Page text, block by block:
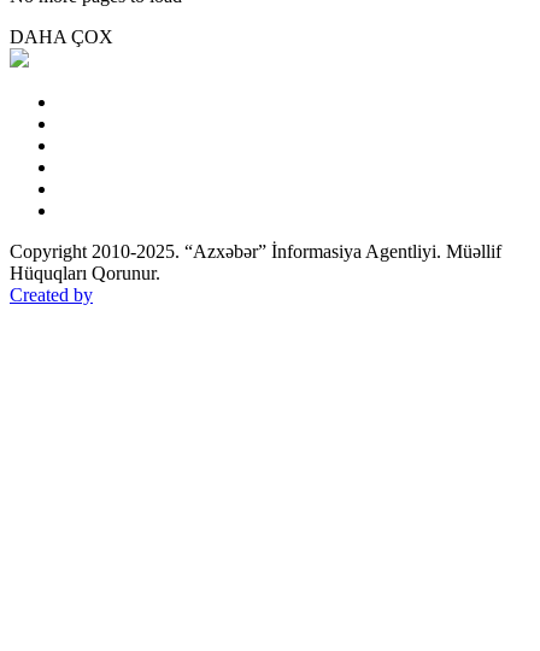
DAHA ÇOX
Copyright 2010-2025. “Azxəbər” İnformasiya Agentliyi. Müəllif
Hüquqları Qorunur.
Created by